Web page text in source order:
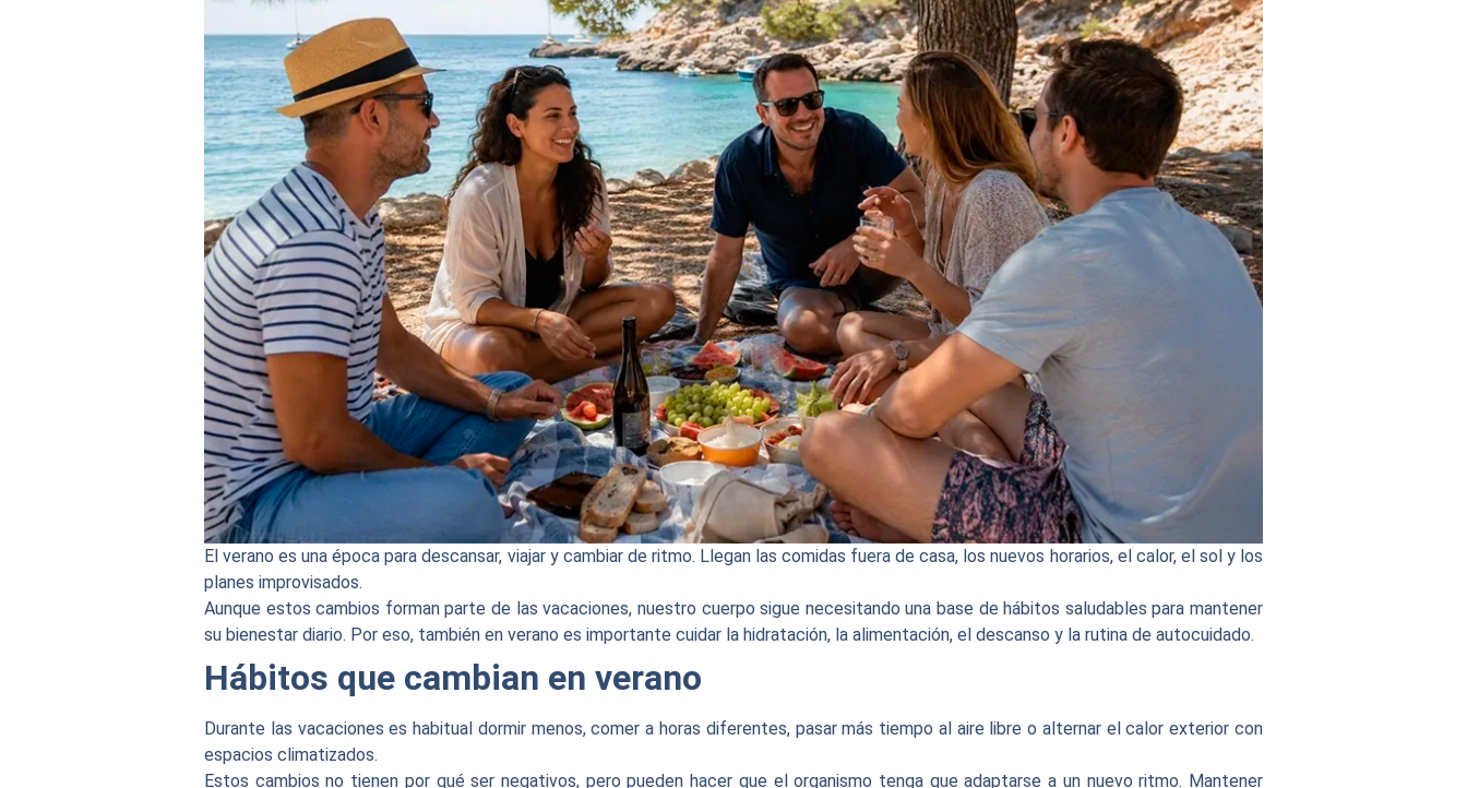
El verano es una época para descansar, viajar y cambiar de ritmo. Llegan las comidas fuera de casa, los nuevos horarios, el calor, el sol y los
planes improvisados.
Aunque estos cambios forman parte de las vacaciones, nuestro cuerpo sigue necesitando una base de hábitos saludables para mantener
su bienestar diario. Por eso, también en verano es importante cuidar la hidratación, la alimentación, el descanso y la rutina de autocuidado.
Hábitos que cambian en verano
Durante las vacaciones es habitual dormir menos, comer a horas diferentes, pasar más tiempo al aire libre o alternar el calor exterior con
espacios climatizados.
Estos cambios no tienen por qué ser negativos, pero pueden hacer que el organismo tenga que adaptarse a un nuevo ritmo. Mantener